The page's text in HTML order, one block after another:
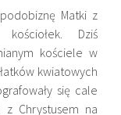
Matki z
Dziś
kościele w
kwiatowych
się cale
Chrystusem na